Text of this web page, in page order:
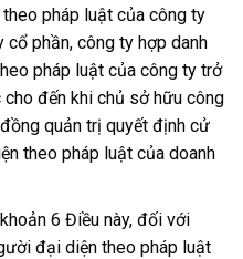
pháp luật của công ty
cổ phần, công ty hợp danh
pháp luật của công ty trở
đến khi chủ sở hữu công
quản trị quyết định cử
theo pháp luật của doanh
6 Điều này, đối với
đại diện theo pháp luật